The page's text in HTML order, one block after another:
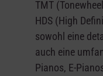
TMT
HDS (High
sowohl eine
auch eine
Pianos, E-